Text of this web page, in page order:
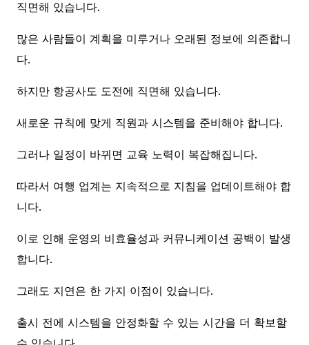
직면해 있습니다.
많은 사람들이 계획을 미루거나 오래된 정보에 의존합니
다.
하지만 항공사도 도전에 직면해 있습니다.
새로운 규칙에 맞게 직원과 시스템을 준비해야 합니다.
그러나 일정이 바뀌면 교육 노력이 복잡해집니다.
따라서 여행 업계는 지속적으로 지침을 업데이트해야 합
니다.
이로 인해 운영의 비효율성과 커뮤니케이션 공백이 발생
합니다.
그래도 지연은 한 가지 이점이 있습니다.
출시 전에 시스템을 안정화할 수 있는 시간을 더 확보할